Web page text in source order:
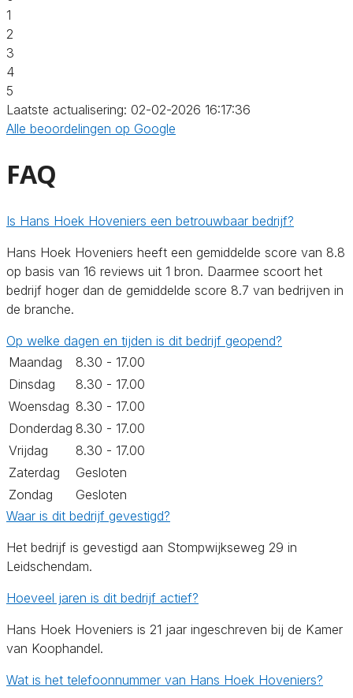
1
2
3
4
5
Laatste actualisering: 02-02-2026 16:17:36
Alle beoordelingen op Google
FAQ
Is Hans Hoek Hoveniers een betrouwbaar bedrijf?
Hans Hoek Hoveniers heeft een gemiddelde score van 8.8
op basis van 16 reviews uit 1 bron. Daarmee scoort het
bedrijf hoger dan de gemiddelde score 8.7 van bedrijven in
de branche.
Op welke dagen en tijden is dit bedrijf geopend?
Maandag
8.30 - 17.00
Dinsdag
8.30 - 17.00
Woensdag 8.30 - 17.00
Donderdag 8.30 - 17.00
Vrijdag
8.30 - 17.00
Zaterdag
Gesloten
Zondag
Gesloten
Waar is dit bedrijf gevestigd?
Het bedrijf is gevestigd aan Stompwijkseweg 29 in
Leidschendam.
Hoeveel jaren is dit bedrijf actief?
Hans Hoek Hoveniers is 21 jaar ingeschreven bij de Kamer
van Koophandel.
Wat is het telefoonnummer van Hans Hoek Hoveniers?